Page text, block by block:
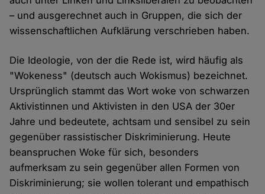
– und ausgerechnet auch in Gruppen, die sich der
wissenschaftlichen Aufklärung verschrieben haben.
Die Ideologie, von der die Rede ist, wird häufig als
"Wokeness" (deutsch auch Wokismus) bezeichnet.
Ursprünglich stammt das Wort woke von schwarzen
Aktivistinnen und Aktivisten in den USA der 30er
Jahre und bedeutete, achtsam und sensibel zu sein
gegenüber rassistischer Diskriminierung. Heute
beanspruchen Woke für sich, besonders
aufmerksam zu sein gegenüber allen Formen von
Diskriminierung; sie wollen tolerant und empathisch